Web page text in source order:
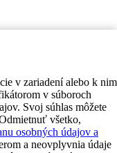
v zariadení alebo k nim
v súboroch
Svoj súhlas môžete
všetko,
osobných údajov a
a neovplyvnia údaje